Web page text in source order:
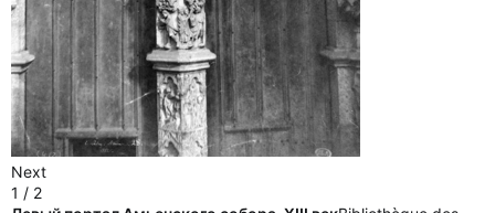
Next
1 / 2